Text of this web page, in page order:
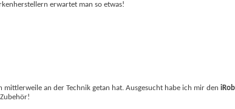
erwartet man so etwas!
an der Technik getan hat. Ausgesucht habe ich mir den